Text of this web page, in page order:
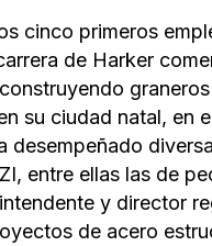
cinco primeros
de Harker
su ciudad natal, en
desempeñado
entre ellas las de
y director
de acero